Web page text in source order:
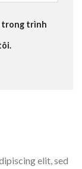
trong trình
elit, sed